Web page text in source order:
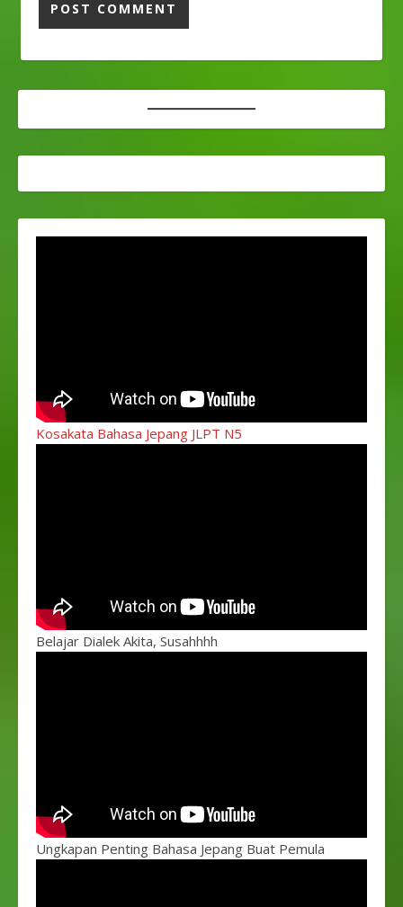
Kosakata Bahasa Jepang JLPT N5
Belajar Dialek Akita, Susahhhh
Ungkapan Penting Bahasa Jepang Buat Pemula